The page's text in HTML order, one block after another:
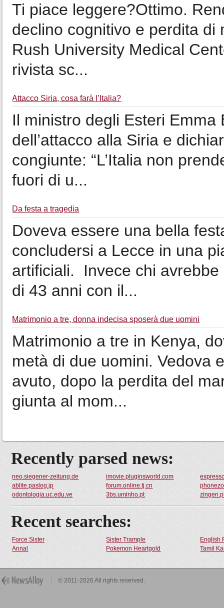
Ti piace leggere?Ottimo.
declino cognitivo e perdita
Rush University Medical
rivista sc...
Attacco Siria, cosa farà l’Italia?
Il ministro degli Esteri
dell’attacco alla Siria e
congiunte: “L’Italia non
fuori di u...
Da festa a tragedia
Doveva essere una bella
concludersi a Lecce in una
artificiali. Invece chi
di 43 anni con il...
Matrimonio a tre, donna indecisa sposerà due uomini
Matrimonio a tre in Kenya,
metà di due uomini. Vedova
avuto, dopo la perdita del
giunta al mom...
Recently parsed news:
neo.siegener-zeitung.de imovie.pluginsworld.com
ablite.paslog.jp
forum.online.tj.cn
odontologia.uc.edu.ve
3bs.uminho.pt
Recent searches:
Force Sister Sister Trample
English
Annal
Pokemon Heartgold Tamil
© 2011-2026 All rights reserved.